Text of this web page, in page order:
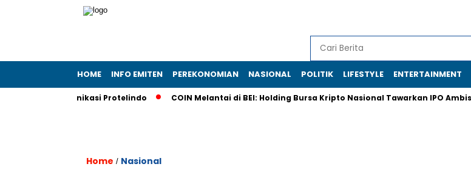
HOME INFO EMITEN PEREKONOMIAN NASIONAL POLITIK LIFESTYLE ENTERTAINMENT
Telekomunikasi Protelindo COIN Melantai di BEI: Holding Bursa Kripto Nasional Tawarkan IPO Ambisius
Home / Nasional